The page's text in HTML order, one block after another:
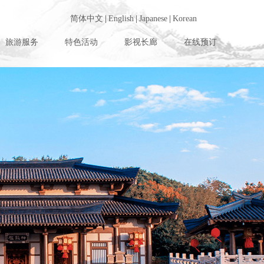
简体中文 English Japanese Korean
旅游服务 特色活动 影视长廊 在线预订